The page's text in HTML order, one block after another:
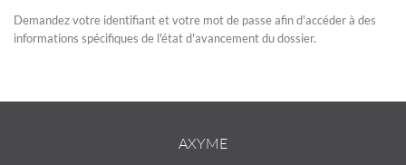
Demandez votre identifiant et votre mot de passe afin d'accéder à des
informations spécifiques de l'état d'avancement du dossier.
AXYME